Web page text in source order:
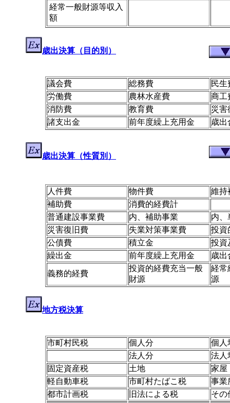
経常一般財源等収入
額
歳出決算（目的別）
議会費 総務費
民生
労働費
農林水産費
商工
消防費
教育費
災害
諸支出金
前年度繰上充用金 歳出
歳出決算（性質別）
人件費 物件費
維持
補助費
消費的経費計
普通建設事業費
内、補助事業
内、
災害復旧費
失業対策事業費
投資
公債費
積立金
投資
繰出金
前年度繰上充用金 歳出
義務的経費
投資的経費充当一般
財源
経常
源
地方税決算
市町村民税 個人分
個人
法人分
法人
固定資産税
土地
家屋
軽自動車税
市町村たばこ税
事業
都市計画税
旧法による税 その